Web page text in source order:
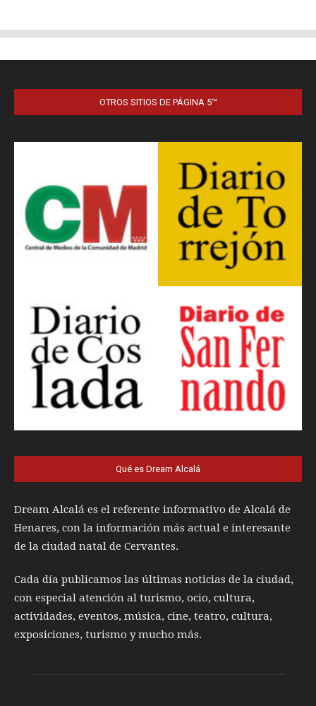
OTROS SITIOS DE PÁGINA 5™
Qué es Dream Alcalá
Dream Alcalá es el referente informativo de Alcalá de
Henares, con la información más actual e interesante
de la ciudad natal de Cervantes.
Cada día publicamos las últimas noticias de la ciudad,
con especial atención al turismo, ocio, cultura,
actividades, eventos, música, cine, teatro, cultura,
exposiciones, turismo y mucho más.